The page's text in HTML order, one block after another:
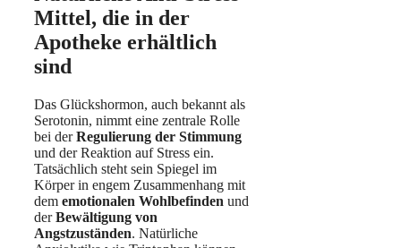
Mittel, die in der
Apotheke erhältlich
sind
Das Glückshormon, auch bekannt als
Serotonin, nimmt eine zentrale Rolle
bei derRegulierung der Stimmung
und der Reaktion auf Stress ein.
Tatsächlich steht sein Spiegel im
Körper in engem Zusammenhang mit
dem emotionalen Wohlbefinden und
derBewältigung von
Angstzuständen. Natürliche